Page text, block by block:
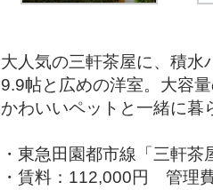
大人気の三軒茶屋に、積水
9.9帖と広めの洋室。大容
かわいいペットと一緒に暮
・東急田園都市線「三軒
・賃料：112,000円 管理